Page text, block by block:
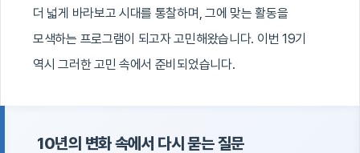
더 넓게 바라보고 시대를 통찰하며, 그에 맞는 활동을
모색하는 프로그램이 되고자 고민해왔습니다. 이번 19기
역시 그러한 고민 속에서 준비되었습니다.
10년의 변화 속에서 다시 묻는 질문